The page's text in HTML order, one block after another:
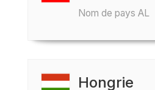
Nom de pays AL
Hongrie